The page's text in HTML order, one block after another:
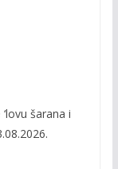
šarana i